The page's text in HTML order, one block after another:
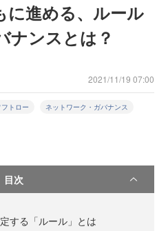
に進める、ルール
ナンスとは？
2021/11/19 07:00
フトロー ネットワーク・ガバナンス
目次
する「ルール」とは